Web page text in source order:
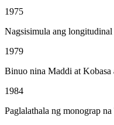
1975
Nagsisimula ang
1979
Binuo nina Maddi at Kobasa
1984
Paglalathala ng monograp